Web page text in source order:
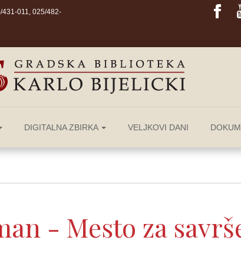
011, 025/482-
DIGITALNA ZBIRKA VELJKOVI DANI
- Mesto za